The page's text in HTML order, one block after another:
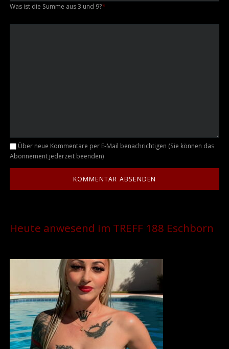
Was ist die Summe aus 3 und 9?*
Kommentar
Über neue Kommentare per E-Mail benachrichtigen (Sie können das
Abonnement jederzeit beenden)
Heute anwesend im TREFF 188 Eschborn